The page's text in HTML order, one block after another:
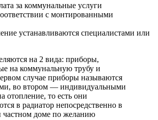
за коммунальные услуги
с монтированными
устанавливаются специалистами или
на 2 вида: приборы,
на коммунальную трубу и
случае приборы называются
во втором — индивидуальными
отопление, то есть они
в радиатор непосредственно в
частном доме по желанию